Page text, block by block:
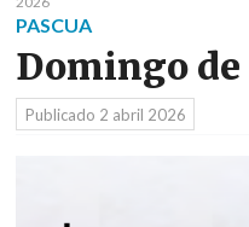
Noticias
Recursos
PASCUA
Domingo de
Publicado 2 abril 2026